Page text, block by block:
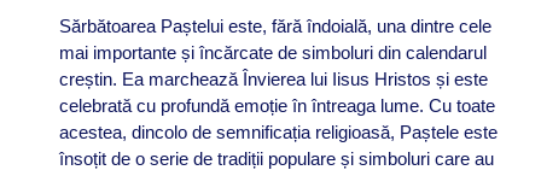
Sărbătoarea Paștelui este, fără îndoială, una dintre cele
mai importante și încărcate de simboluri din calendarul
creștin. Ea marchează Învierea lui Iisus Hristos și este
celebrată cu profundă emoție în întreaga lume. Cu toate
acestea, dincolo de semnificația religioasă, Paștele este
însoțit de o serie de tradiții populare și simboluri care au